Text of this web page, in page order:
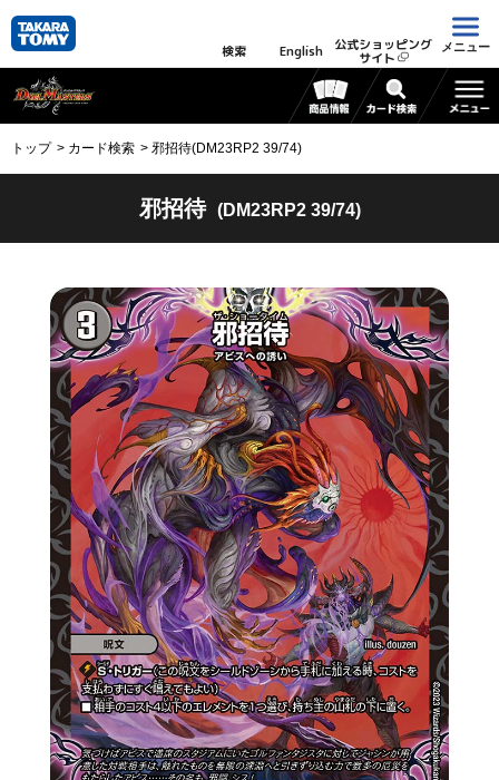
検索 English 公式ショッピング
サイト
メニュー
トップ カード検索 邪招待(DM23RP2 39/74)
邪招待 (DM23RP2 39/74)